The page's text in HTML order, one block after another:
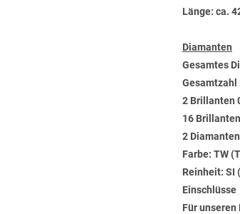
Länge: ca.
Diamanten
Gesamtes
Gesamtzahl
2 Brillanten
16
2
Farbe: TW
Reinheit: SI
Einschlüsse
Für